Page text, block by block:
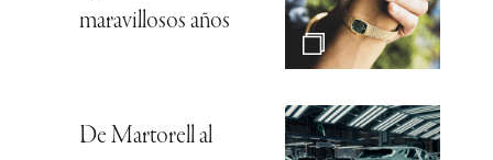
maravillosos años
De Martorell al